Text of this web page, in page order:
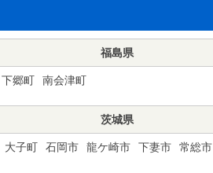
福島県
下郷町 南会津町
茨城県
大子町 石岡市 龍ケ崎市 下妻市 常総市